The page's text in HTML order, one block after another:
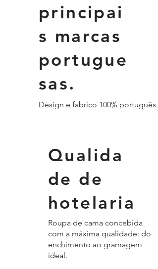
principai
s marcas
portugue
sas.
Design e fabrico 100% português.
Qualida
de de
hotelaria
Roupa de cama concebida
com a máxima qualidade: do
enchimento ao gramagem
ideal.